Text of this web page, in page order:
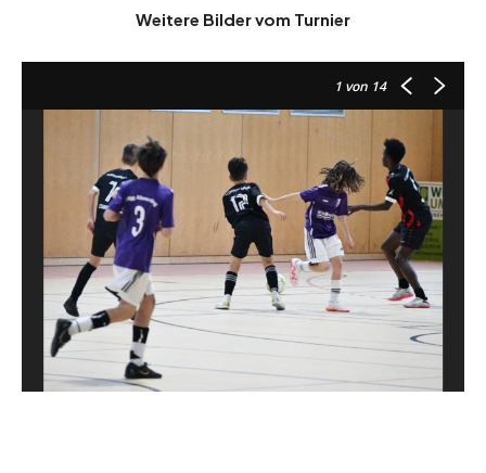
Weitere Bilder vom Turnier
1 von 14